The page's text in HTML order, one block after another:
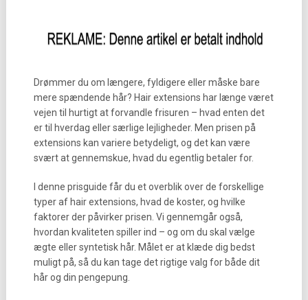
Drømmer du om længere, fyldigere eller måske bare
mere spændende hår? Hair extensions har længe været
vejen til hurtigt at forvandle frisuren – hvad enten det
er til hverdag eller særlige lejligheder. Men prisen på
extensions kan variere betydeligt, og det kan være
svært at gennemskue, hvad du egentlig betaler for.
I denne prisguide får du et overblik over de forskellige
typer af hair extensions, hvad de koster, og hvilke
faktorer der påvirker prisen. Vi gennemgår også,
hvordan kvaliteten spiller ind – og om du skal vælge
ægte eller syntetisk hår. Målet er at klæde dig bedst
muligt på, så du kan tage det rigtige valg for både dit
hår og din pengepung.